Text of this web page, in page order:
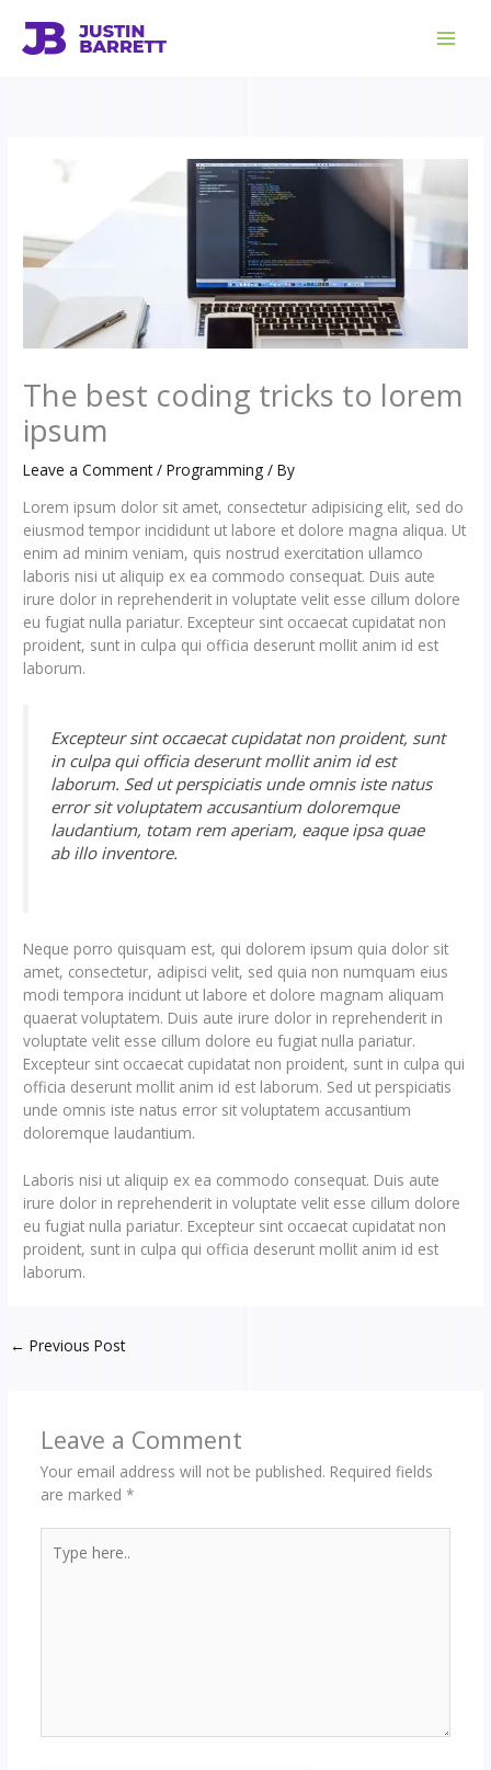
content
The best coding tricks to lorem
ipsum
Leave a Comment /Programming / By
Lorem ipsum dolor sit amet, consectetur adipisicing elit, sed do
eiusmod tempor incididunt ut labore et dolore magna aliqua. Ut
enim ad minim veniam, quis nostrud exercitation ullamco
laboris nisi ut aliquip ex ea commodo consequat. Duis aute
irure dolor in reprehenderit in voluptate velit esse cillum dolore
eu fugiat nulla pariatur. Excepteur sint occaecat cupidatat non
proident, sunt in culpa qui officia deserunt mollit anim id est
laborum.
Excepteur sint occaecat cupidatat non proident, sunt
in culpa qui officia deserunt mollit anim id est
laborum. Sed ut perspiciatis unde omnis iste natus
error sit voluptatem accusantium doloremque
laudantium, totam rem aperiam, eaque ipsa quae
ab illo inventore.
Neque porro quisquam est, qui dolorem ipsum quia dolor sit
amet, consectetur, adipisci velit, sed quia non numquam eius
modi tempora incidunt ut labore et dolore magnam aliquam
quaerat voluptatem. Duis aute irure dolor in reprehenderit in
voluptate velit esse cillum dolore eu fugiat nulla pariatur.
Excepteur sint occaecat cupidatat non proident, sunt in culpa qui
officia deserunt mollit anim id est laborum. Sed ut perspiciatis
unde omnis iste natus error sit voluptatem accusantium
doloremque laudantium.
Laboris nisi ut aliquip ex ea commodo consequat. Duis aute
irure dolor in reprehenderit in voluptate velit esse cillum dolore
eu fugiat nulla pariatur. Excepteur sint occaecat cupidatat non
proident, sunt in culpa qui officia deserunt mollit anim id est
laborum.
← Previous Post
Leave a Comment
Your email address will not be published. Required fields
are marked *
here..